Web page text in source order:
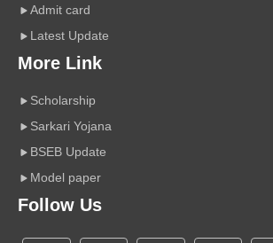
Admit card
Latest Update
More Link
Scholarship
Sarkari Yojana
BSEB Update
Model paper
Follow Us